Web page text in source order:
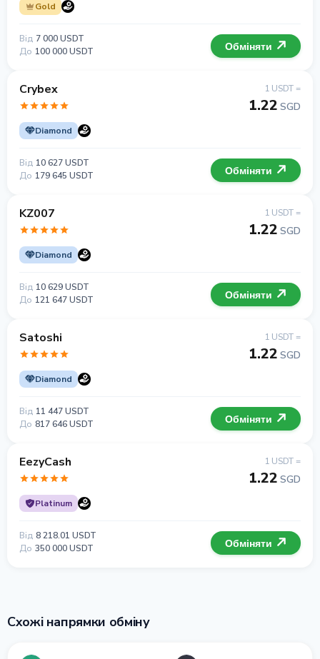
Gold
Від 7 000 USDT
До 100 000 USDT Обміняти
Crybex
Diamond
1 USDT =
1.22 SGD
Від 10 627 USDT
До 179 645 USDT Обміняти
KZ007
Diamond
1 USDT =
1.22 SGD
Від 10 629 USDT
До 121 647 USDT Обміняти
Satoshi
Diamond
1 USDT =
1.22 SGD
Від 11 447 USDT
До 817 646 USDT Обміняти
EezyCash
Platinum
1 USDT =
1.22 SGD
Від 8 218.01 USDT
До 350 000 USDT Обміняти
Схожі напрямки обміну